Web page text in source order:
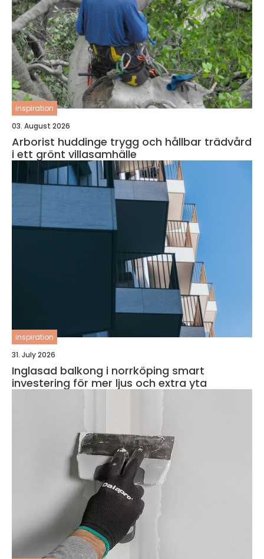
inspiration
03. August 2026
Arborist huddinge trygg och hållbar trädvård
i ett grönt villasamhälle
inspiration
31. July 2026
Inglasad balkong i norrköping smart
investering för mer ljus och extra yta